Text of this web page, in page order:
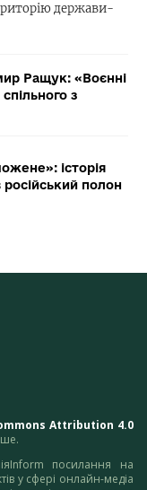
держави-
Ращук: «Воєнні
з
історія
полон
Attribution 4.0
посилання на
у сфері онлайн-медіа